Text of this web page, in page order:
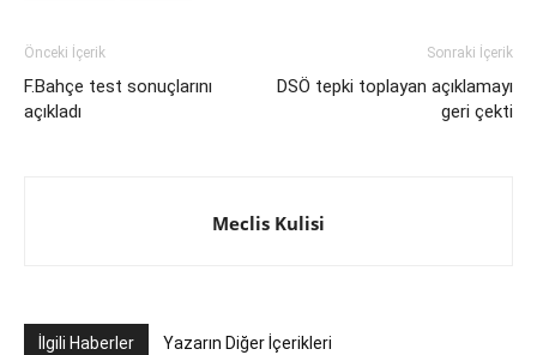
Önceki İçerik
F.Bahçe test sonuçlarını
açıkladı
Sonraki İçerik
DSÖ tepki toplayan açıklamayı
geri çekti
Meclis Kulisi
İlgili Haberler Yazarın Diğer İçerikleri